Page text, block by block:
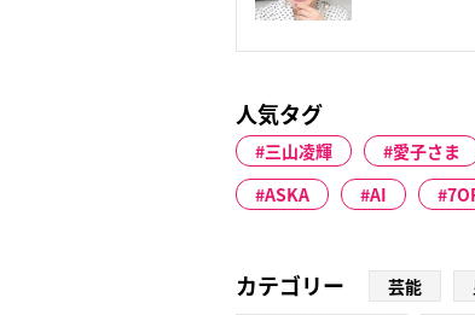
人気タグ
三山凌輝 愛子さま
ASKA
AI
カテゴリー 芸能